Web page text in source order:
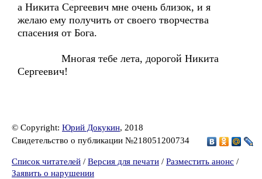
а Никита Сергеевич мне очень близок, и я
желаю ему получить от своего творчества
спасения от Бога.
Многая тебе лета, дорогой Никита
Сергеевич!
© Copyright: Юрий Докукин, 2018
Свидетельство о публикации №218051200734
Список читателей / Версия для печати / Разместить анонс /
Заявить о нарушении